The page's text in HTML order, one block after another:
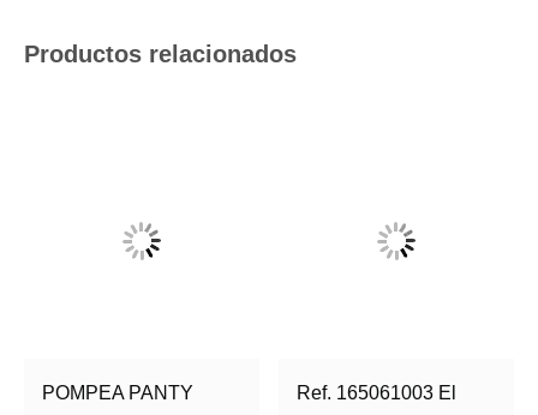
Productos relacionados
POMPEA PANTY
Ref. 165061003 El